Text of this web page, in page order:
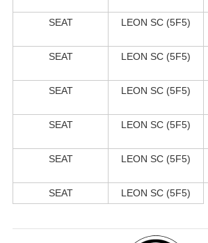
SEAT
LEON SC (5F5)
SEAT
LEON SC (5F5)
SEAT
LEON SC (5F5)
SEAT
LEON SC (5F5)
SEAT
LEON SC (5F5)
SEAT
LEON SC (5F5)